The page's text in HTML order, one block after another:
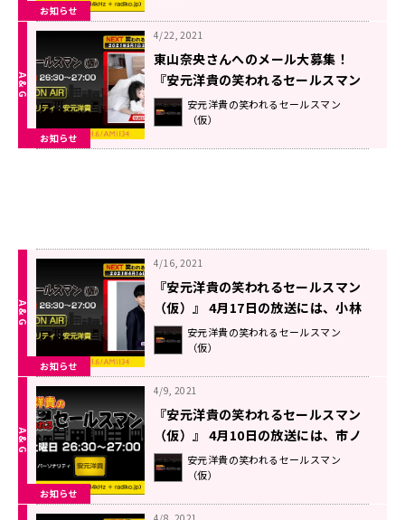
お知らせ
お知らせ
4/22, 2021
東山奈央さんへのメール大募集！
『安元洋貴の笑われるセールスマン
（仮）』安元洋貴の笑われるセールスマン
（仮）
お知らせ
4/16, 2021
『安元洋貴の笑われるセールスマン
（仮）』 4月17日の放送には、小林
千晃さんがゲストに登場！
安元洋貴の笑われるセールスマン
（仮）
お知らせ
4/9, 2021
『安元洋貴の笑われるセールスマン
（仮）』 4月10日の放送には、市ノ
瀬加那さんがゲストに登場！
安元洋貴の笑われるセールスマン
（仮）